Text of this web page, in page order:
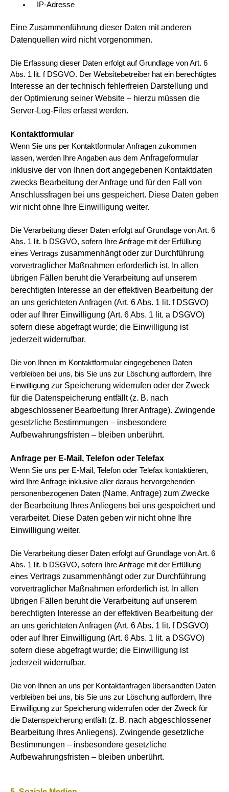
IP-Adresse
Eine Zusammenführung dieser Daten mit anderen
Datenquellen wird nicht vorgenommen.
Die Erfassung dieser Daten erfolgt auf Grundlage von Art. 6
Abs. 1 lit. f DSGVO. Der Websitebetreiber hat ein berechtigtes
Interesse an der technisch fehlerfreien Darstellung und
der Optimierung seiner Website – hierzu müssen die
Server-Log-Files erfasst werden.
Kontaktformular
Wenn Sie uns per Kontaktformular Anfragen zukommen
lassen, werden Ihre Angaben aus dem Anfrageformular
inklusive der von Ihnen dort angegebenen Kontaktdaten
zwecks Bearbeitung der Anfrage und für den Fall von
Anschlussfragen bei uns gespeichert. Diese Daten geben
wir nicht ohne Ihre Einwilligung weiter.
Die Verarbeitung dieser Daten erfolgt auf Grundlage von Art. 6
Abs. 1 lit. b DSGVO, sofern Ihre Anfrage mit der Erfüllung
eines Vertrags zusammenhängt oder zur Durchführung
vorvertraglicher Maßnahmen erforderlich ist. In allen
übrigen Fällen beruht die Verarbeitung auf unserem
berechtigten Interesse an der effektiven Bearbeitung der
an uns gerichteten Anfragen (Art. 6 Abs. 1 lit. f DSGVO)
oder auf Ihrer Einwilligung (Art. 6 Abs. 1 lit. a DSGVO)
sofern diese abgefragt wurde; die Einwilligung ist
jederzeit widerrufbar.
Die von Ihnen im Kontaktformular eingegebenen Daten
verbleiben bei uns, bis Sie uns zur Löschung auffordern, Ihre
Einwilligung zur Speicherung widerrufen oder der Zweck
für die Datenspeicherung entfällt (z. B. nach
abgeschlossener Bearbeitung Ihrer Anfrage). Zwingende
gesetzliche Bestimmungen – insbesondere
Aufbewahrungsfristen – bleiben unberührt.
Anfrage per E-Mail, Telefon oder Telefax
Wenn Sie uns per E-Mail, Telefon oder Telefax kontaktieren,
wird Ihre Anfrage inklusive aller daraus hervorgehenden
personenbezogenen Daten (Name, Anfrage) zum Zwecke
der Bearbeitung Ihres Anliegens bei uns gespeichert und
verarbeitet. Diese Daten geben wir nicht ohne Ihre
Einwilligung weiter.
Die Verarbeitung dieser Daten erfolgt auf Grundlage von Art. 6
Abs. 1 lit. b DSGVO, sofern Ihre Anfrage mit der Erfüllung
eines Vertrags zusammenhängt oder zur Durchführung
vorvertraglicher Maßnahmen erforderlich ist. In allen
übrigen Fällen beruht die Verarbeitung auf unserem
berechtigten Interesse an der effektiven Bearbeitung der
an uns gerichteten Anfragen (Art. 6 Abs. 1 lit. f DSGVO)
oder auf Ihrer Einwilligung (Art. 6 Abs. 1 lit. a DSGVO)
sofern diese abgefragt wurde; die Einwilligung ist
jederzeit widerrufbar.
Die von Ihnen an uns per Kontaktanfragen übersandten Daten
verbleiben bei uns, bis Sie uns zur Löschung auffordern, Ihre
Einwilligung zur Speicherung widerrufen oder der Zweck für
die Datenspeicherung entfällt (z. B. nach abgeschlossener
Bearbeitung Ihres Anliegens). Zwingende gesetzliche
Bestimmungen – insbesondere gesetzliche
Aufbewahrungsfristen – bleiben unberührt.